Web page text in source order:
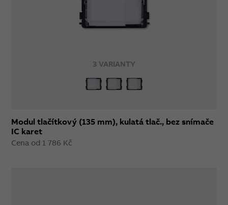
3 VARIANTY
Modul tlačítkový (135 mm), kulatá tlač., bez snímače
IC karet
Cena od 1 786 Kč